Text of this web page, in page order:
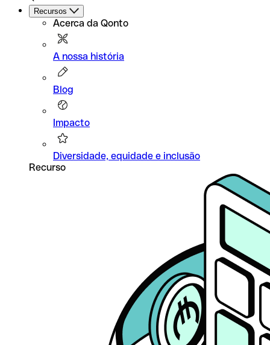
Recursos
Acerca da Qonto
A nossa história
Blog
Impacto
Diversidade, equidade e inclusão
Recurso